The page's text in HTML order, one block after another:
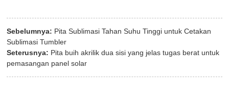
Sebelumnya: Pita Sublimasi Tahan Suhu Tinggi untuk Cetakan
Sublimasi Tumbler
Seterusnya: Pita buih akrilik dua sisi yang jelas tugas berat untuk
pemasangan panel solar